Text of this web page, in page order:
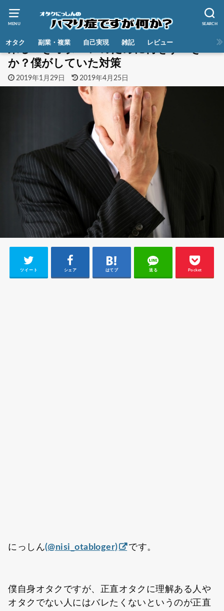
MENU SEARCH
オタク 副業・複業 自己実現 雑記 レビュー
か？僕がしていた対策
2019年1月29日 2019年4月25日
ツイート シェア はてブ 送る Pocket
にっしん(@nisi_otabloger) です。
僕自身オタクですが、正直オタクに理解ある人や
オタクでない人にはバレたくないというのが正直